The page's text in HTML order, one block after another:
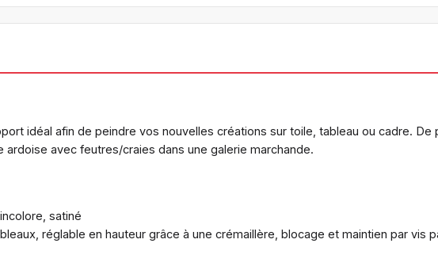
idéal afin de peindre vos nouvelles créations sur toile, tableau ou cadre.
avec feutres/craies dans une galerie marchande.
satiné
réglable en hauteur grâce à une crémaillère, blocage et maintien par vis